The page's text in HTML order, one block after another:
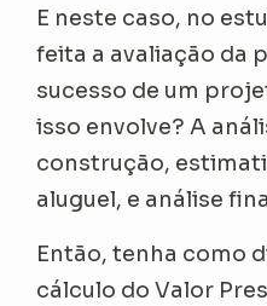
E neste caso, no
feita a avaliação da
sucesso de um
isso envolve? A
construção,
aluguel, e análise
Então, tenha como
cálculo do Valor